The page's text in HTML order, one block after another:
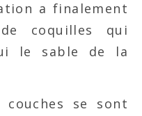
a finalement
coquilles qui
le sable de la
se sont